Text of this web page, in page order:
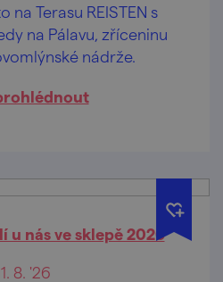
na Terasu REISTEN s
na Pálavu, zříceninu
nádrže.
u nás ve sklepě 2026
8. '26